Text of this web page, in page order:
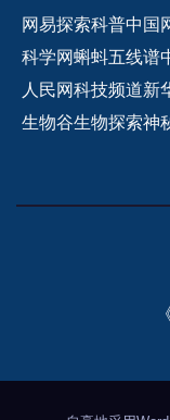
网易探索科普中国
科学网蝌蚪五线谱
人民网科技频道新
生物谷生物探索神